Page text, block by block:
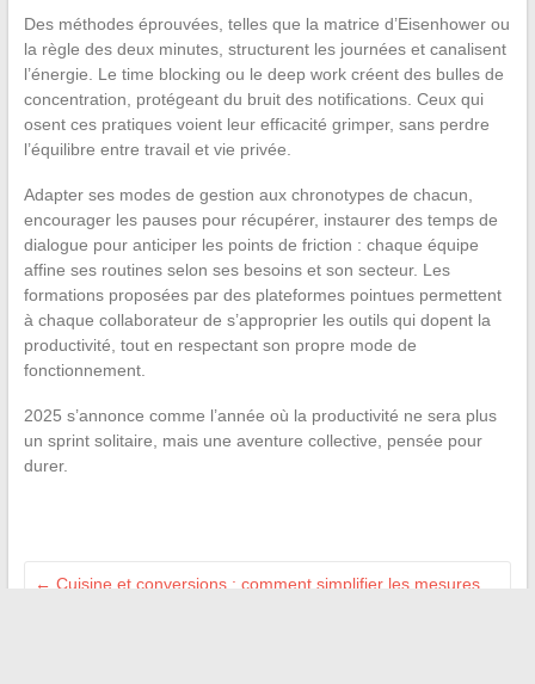
Des méthodes éprouvées, telles que la matrice d’Eisenhower ou
la règle des deux minutes, structurent les journées et canalisent
l’énergie. Le time blocking ou le deep work créent des bulles de
concentration, protégeant du bruit des notifications. Ceux qui
osent ces pratiques voient leur efficacité grimper, sans perdre
l’équilibre entre travail et vie privée.
Adapter ses modes de gestion aux chronotypes de chacun,
encourager les pauses pour récupérer, instaurer des temps de
dialogue pour anticiper les points de friction : chaque équipe
affine ses routines selon ses besoins et son secteur. Les
formations proposées par des plateformes pointues permettent
à chaque collaborateur de s’approprier les outils qui dopent la
productivité, tout en respectant son propre mode de
fonctionnement.
2025 s’annonce comme l’année où la productivité ne sera plus
un sprint solitaire, mais une aventure collective, pensée pour
durer.
← Cuisine et conversions : comment simplifier les mesures